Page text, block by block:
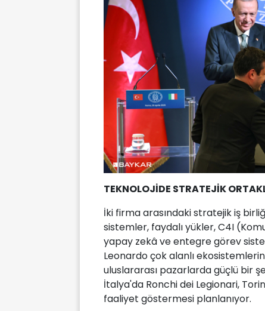
TEKNOLOJİDE STRATEJİK
İki firma arasındaki stratejik iş
sistemler, faydalı yükler, C4I
yapay zekâ ve entegre görev
Leonardo çok alanlı
uluslararası pazarlarda güçlü bir
İtalya'da Ronchi dei Legionari,
faaliyet göstermesi planlanıyor.